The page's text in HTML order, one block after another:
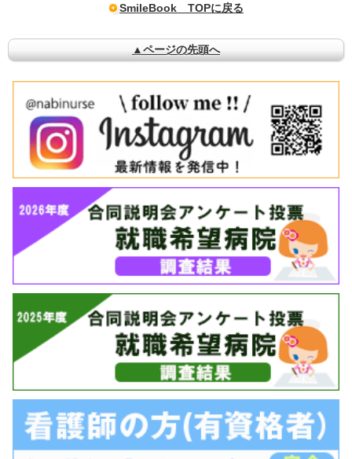
SmileBook TOPに戻る
▲ページの先頭へ